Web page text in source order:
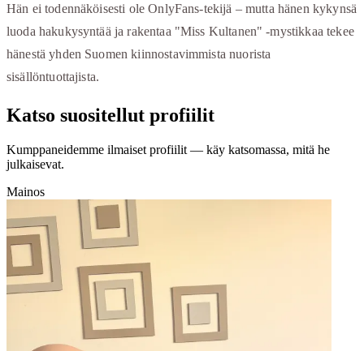
Hän ei todennäköisesti ole OnlyFans-tekijä – mutta hänen kykynsä
luoda hakukysyntää ja rakentaa "Miss Kultanen" -mystikkaa tekee
hänestä yhden Suomen kiinnostavimmista nuorista
sisällöntuottajista.
Katso suositellut profiilit
Kumppaneidemme ilmaiset profiilit — käy katsomassa, mitä he
julkaisevat.
Mainos